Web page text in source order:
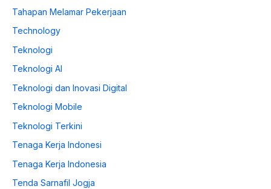
Tahapan Melamar Pekerjaan
Technology
Teknologi
Teknologi AI
Teknologi dan Inovasi Digital
Teknologi Mobile
Teknologi Terkini
Tenaga Kerja Indonesi
Tenaga Kerja Indonesia
Tenda Sarnafil Jogja